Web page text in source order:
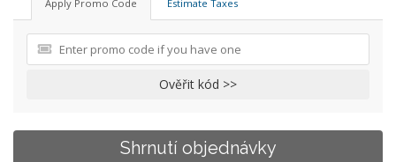
Apply Promo Code Estimate Taxes
Ověřit kód >>
Shrnutí objednávky